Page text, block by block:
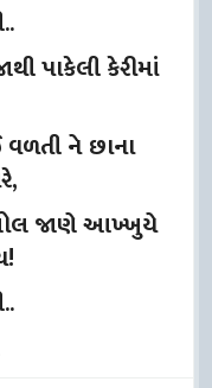
પાકેલી કેરીમાં
ને છાના
જાણે આખ્ખુયે